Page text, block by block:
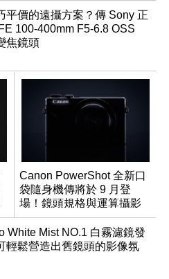
平價的遠攝方案？傳 Sony 正
100-400mm F5-6.8 OSS
焦鏡頭
Canon PowerShot 全新口
袋隨身機傳將於 9 月登
場！鏡頭規格與運算攝影
升級成為焦點
White Mist NO.1 白霧濾鏡發
輕鬆營造出舊鏡頭的影像氛